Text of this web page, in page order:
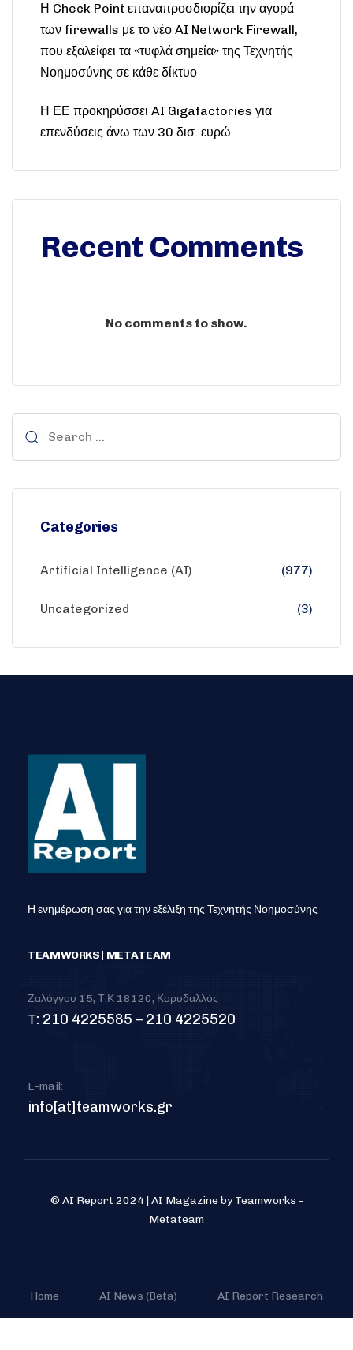
Η Check Point επαναπροσδιορίζει την αγορά
των firewalls με το νέο AI Network Firewall,
που εξαλείφει τα «τυφλά σημεία» της Τεχνητής
Νοημοσύνης σε κάθε δίκτυο
Η ΕΕ προκηρύσσει AI Gigafactories για
επενδύσεις άνω των 30 δισ. ευρώ
Recent Comments
No comments to show.
Categories
Artificial Intelligence (AI) (977)
Uncategorized (3)
Η ενημέρωση σας για την εξέλιξη της Τεχνητής Νοημοσύνης
TEAMWORKS | METATEAM
Ζαλόγγου 15, Τ.Κ 18120, Κορυδαλλός
Τ: 210 4225585 – 210 4225520
E-mail:
info[at]teamworks.gr
© AI Report 2024 | AI Magazine by Teamworks -
Metateam
Home AI News (Beta) AI Report Research